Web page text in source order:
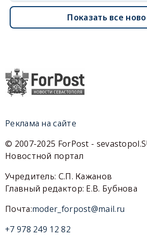
Показать все
Реклама на сайте
© 2007-2025 ForPost -
Новостной портал
Учредитель: С.П. Кажанов
Главный редактор: Е.В. Бубнова
Почта:moder_forpost@mail.ru
+7 978 249 12 82